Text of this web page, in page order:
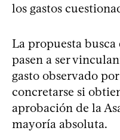
los gastos
La propuesta busca
pasen a ser
gasto observado
concretarse si
aprobación de la
mayoría absoluta.